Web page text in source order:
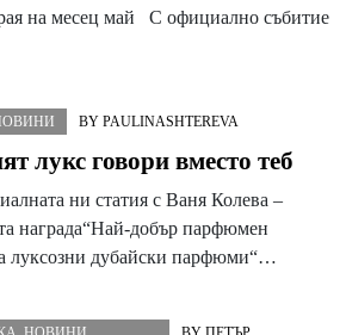
на месец май С официално събитие
BY PAULINASHTEREVA
лукс говори вместо теб
ни статия с Ваня Колева –
награда“Най-добър парфюмен
луксозни дубайски парфюми“…